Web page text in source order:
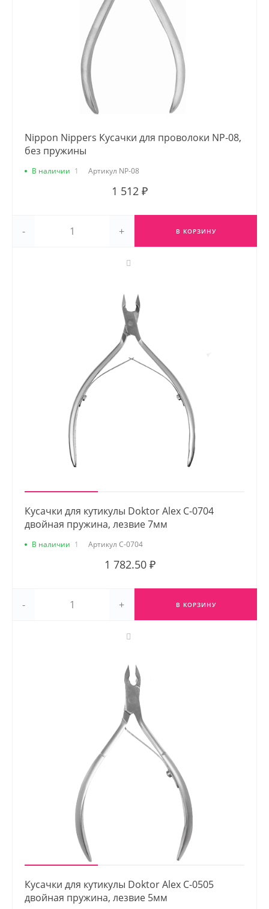
Nippon Nippers Кусачки для проволоки NP-08,
без пружины
В наличии 1 Артикул NP-08
1 512 ₽
- + В КОРЗИНУ
Кусачки для кутикулы Doktor Alex С-0704
двойная пружина, лезвие 7мм
В наличии 1 Артикул С-0704
1 782.50 ₽
- + В КОРЗИНУ
Кусачки для кутикулы Doktor Alex С-0505
двойная пружина, лезвие 5мм